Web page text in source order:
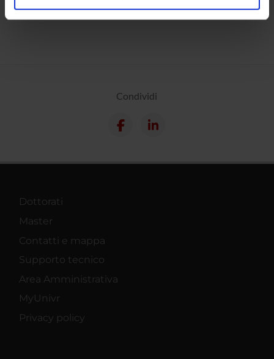
analizzare il nostro traffico. Condividiamo inoltre
Condividi
Dottorati
Master
Contatti e mappa
Supporto tecnico
Area Amministrativa
MyUnivr
Privacy policy